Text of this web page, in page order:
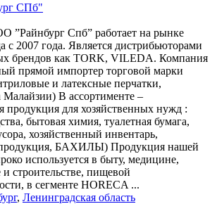
СПб"
”Райнбург Спб” работает на рынке
с 2007 года. Является дистрибьюторами
брендов как TORK, VILEDA. Компания
прямой импортер торговой марки
и латексные перчатки,
Малайзии) В ассортименте –
продукция для хозяйственных нужд :
бытовая химия, туалетная бумага,
хозяйственный инвентарь,
продукция, БАХИЛЫ) Продукция нашей
используется в быту, медицине,
и строительстве, пищевой
в сегменте HORECA ...
, Ленинградская область